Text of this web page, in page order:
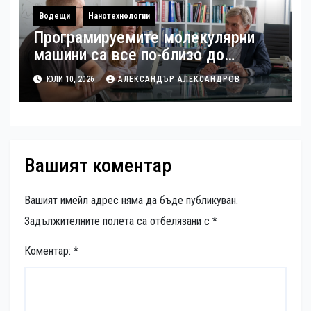
Водещи Нанотехнологии
Програмируемите молекулярни
машини са все по-близо до
реалността
ЮЛИ 10, 2026 АЛЕКСАНДЪР АЛЕКСАНДРОВ
Вашият коментар
Вашият имейл адрес няма да бъде публикуван.
Задължителните полета са отбелязани с *
Коментар: *